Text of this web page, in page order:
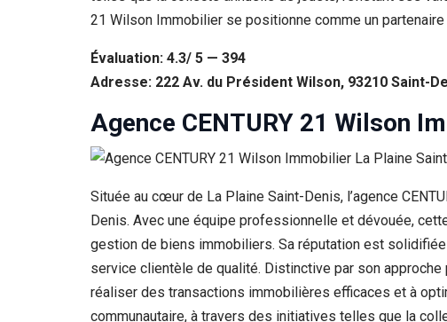
21 Wilson Immobilier se positionne comme un
Évaluation: 4.3/ 5 — 394
Adresse: 222 Av. du Président Wilson, 93210 Saint-
Agence CENTURY 21 Wilson
Située au cœur de La Plaine Saint-Denis, l’agence
Denis. Avec une équipe professionnelle et dévouée,
gestion de biens immobiliers. Sa réputation est
service clientèle de qualité. Distinctive par son
réaliser des transactions immobilières efficaces et à
communautaire, à travers des initiatives telles que la